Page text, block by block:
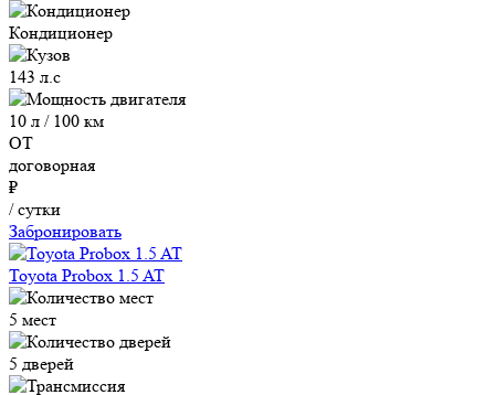
Кондиционер
143 л.с
10 л / 100 км
ОТ
договорная
₽
/ сутки
Забронировать
Toyota Probox 1.5 AT
5 мест
5 дверей